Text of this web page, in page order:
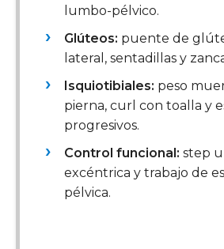
lumbo-pélvico.
Glúteos: puente de
lateral, sentadillas y
Isquiotibiales: peso
pierna, curl con toalla y
progresivos.
Control funcional: step
excéntrica y trabajo de
pélvica.